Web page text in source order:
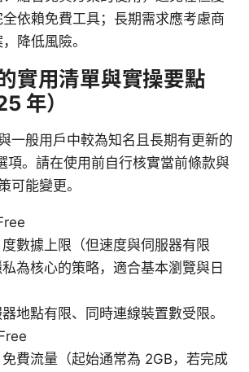
依賴免費工具；長期需求應考慮商
降低風險。
實用清單與實操要點
年）
一般用戶中較為知名且長期有更新的
項。請在使用前自行核實當前條款與
可能變更。
數據上限（但速度與伺服器有限
為核心的策略，適合基本瀏覽與日
地點有限、同時連線裝置數受限。
費流量（起始通常為 2GB，若完成